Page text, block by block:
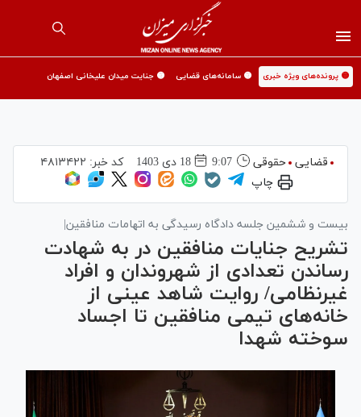
🟡 پرونده‌های ویژه خبری 🟡 سامانه‌های قضایی 🟡 جنایت میدان علیخانی اصفهان
قضایی حقوقی 9:07 18 دی 1403 کد خبر: ۴۸۱۳۴۲۲
چاپ
بیست و ششمین جلسه دادگاه رسیدگی به اتهامات منافقین|
تشریح جنایات منافقین در به شهادت
رساندن تعدادی از شهروندان و افراد
غیرنظامی/ روایت شاهد عینی از
خانه‌های تیمی منافقین تا اجساد
سوخته شهدا